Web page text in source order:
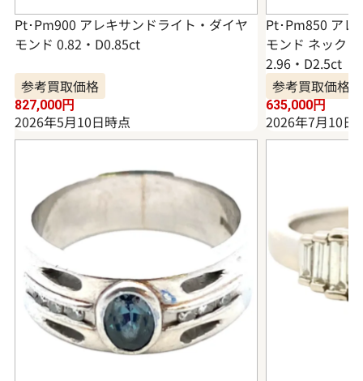
Pt･Pm900 アレキサンドライト・ダイヤ
モンド 0.82・D0.85ct
参考買取価格
827,000円
2026年5月10日時点
Pt･Pm850 アレ
モンド ネック
2.96・D2.5ct
参考買取価格
635,000円
2026年7月10日